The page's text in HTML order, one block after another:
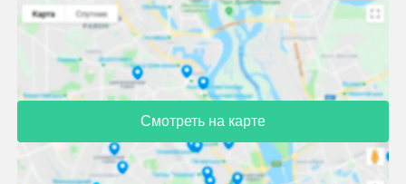
Смотреть на карте